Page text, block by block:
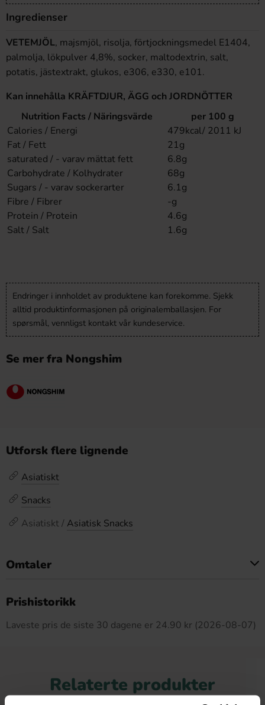
Ingredienser
VETEMJÖL, majsmjöl, risolja, förtjockningsmedel E1404,
palmolja, lökpulver 4,8%, socker, maltodextrin, salt,
potatis, jästextrakt, glukos, e306, e330, e101.
Kan innehålla KRÄFTDJUR, ÄGG och JORDNÖTTER
Nutrition Facts / Näringsvärde
per 100 g
Calories / Energi
479kcal/ 2011 kJ
Fat / Fett
21g
saturated / - varav mättat fett
6.8g
Carbohydrate / Kolhydrater
68g
Sugars / - varav sockerarter
6.1g
Fibre / Fibrer
-g
Protein / Protein
4.6g
Salt / Salt
1.6g
Endringer i innholdet av produktene kan forekomme. Sjekk
alltid produktinformasjonen på originalemballasjen. For
spørsmål, vennligst kontakt vår kundeservice.
Se mer fra Nongshim
Utforsk flere lignende
Asiatiskt
Snacks
Asiatiskt / Asiatisk Snacks
Omtaler
Prishistorikk
Laveste pris de siste 30 dagene er 24.90 kr (2026-08-07)
Relaterte produkter